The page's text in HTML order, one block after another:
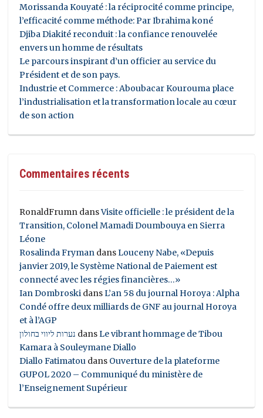
Morissanda Kouyaté : la réciprocité comme principe,
l’efficacité comme méthode: Par Ibrahima koné
Djiba Diakité reconduit : la confiance renouvelée
envers un homme de résultats
Le parcours inspirant d’un officier au service du
Président et de son pays.
Industrie et Commerce : Aboubacar Kourouma place
l’industrialisation et la transformation locale au cœur
de son action
Commentaires récents
RonaldFrumn dansVisite officielle : le président de la
Transition, Colonel Mamadi Doumbouya en Sierra
Léone
Rosalinda Fryman dansLouceny Nabe, «Depuis
janvier 2019, le Système National de Paiement est
connecté avec les régies financières…»
Ian Dombroski dansL’an 58 du journal Horoya : Alpha
Condé offre deux milliards de GNF au journal Horoya
et à l’AGP
נערות ליווי בחולון dansLe vibrant hommage de Tibou
Kamara à Souleymane Diallo
Diallo Fatimatou dans Ouverture de la plateforme
GUPOL 2020 – Communiqué du ministère de
l’Enseignement Supérieur